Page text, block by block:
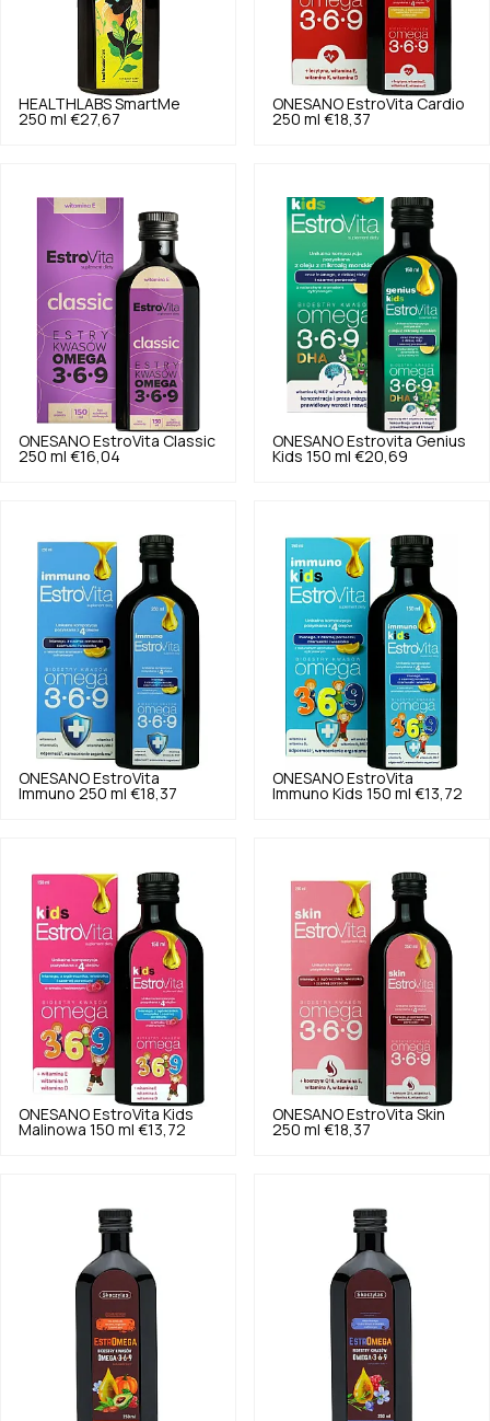
HEALTHLABS SmartMe
250 ml €27,67
ONESANO EstroVita Cardio
250 ml €18,37
ONESANO EstroVita Classic
250 ml €16,04
ONESANO Estrovita Genius
Kids 150 ml €20,69
ONESANO EstroVita
Immuno 250 ml €18,37
ONESANO EstroVita
Immuno Kids 150 ml €13,72
ONESANO EstroVita Kids
Malinowa 150 ml €13,72
ONESANO EstroVita Skin
250 ml €18,37